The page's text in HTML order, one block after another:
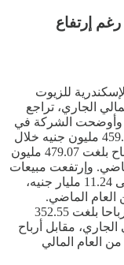
الأول رغم إرتفاع
للزيوت
الجاري، تراجع
سنوي. وأوضحت الشركة في
بيان لبورصة مصر أنها حققت أرباحا بلغت 459.64 مليون جنيه خلال
الفترة من يوليو حتى سبتمبر 2025، مقابل أرباح بلغت 479.07 مليون
وإرتفعت مبيعات
الشركة خلال الربع الأول من العام الجاري إلى 11.24 مليار جنيه،
من العام الماضي.
وبالنسبة للقوائم المستقلة، حققت الشركة أرباحا بلغت 352.55
مقابل أرباح
من العام المالي